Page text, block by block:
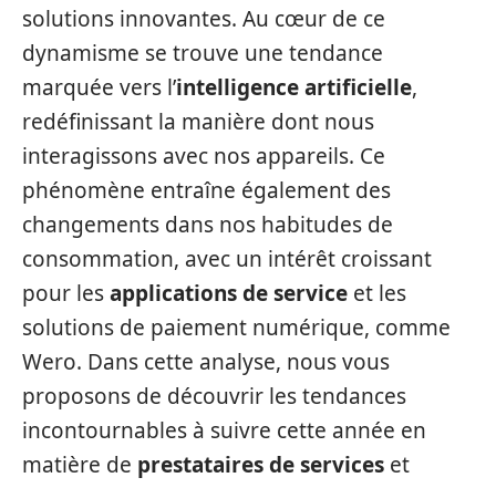
solutions innovantes. Au cœur de ce
dynamisme se trouve une tendance
marquée vers l’intelligence artificielle,
redéfinissant la manière dont nous
interagissons avec nos appareils. Ce
phénomène entraîne également des
changements dans nos habitudes de
consommation, avec un intérêt croissant
pour lesapplications de service et les
solutions de paiement numérique, comme
Wero. Dans cette analyse, nous vous
proposons de découvrir les tendances
incontournables à suivre cette année en
matière de prestataires de services et